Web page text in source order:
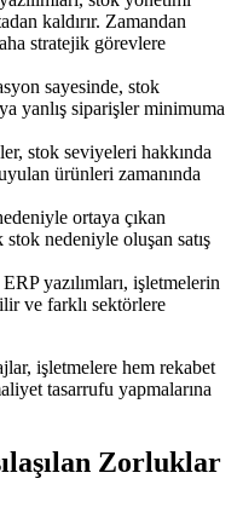
kaldırır. Zamandan
stratejik görevlere
sayesinde, stok
yanlış siparişler minimuma
stok seviyeleri hakkında
ürünleri zamanında
ortaya çıkan
nedeniyle oluşan satış
ERP yazılımları, işletmelerin
ve farklı sektörlere
işletmelere hem rekabet
tasarrufu yapmalarına
Zorluklar